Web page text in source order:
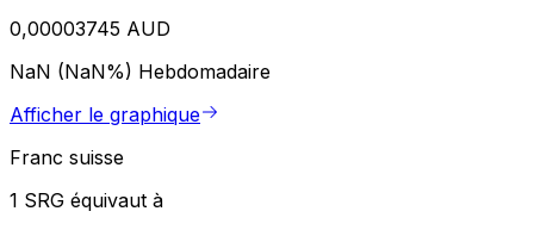
0,00003745 AUD
NaN (NaN%) Hebdomadaire
Afficher le graphique
Franc suisse
1 SRG équivaut à